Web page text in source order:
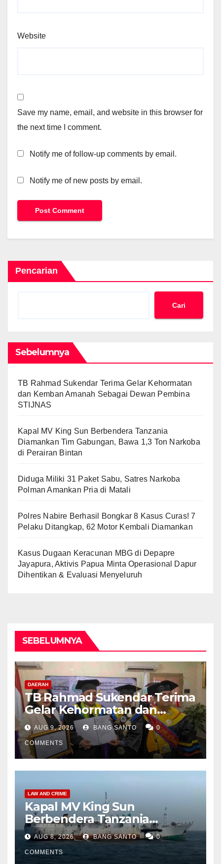
Website
Save my name, email, and website in this browser for
the next time I comment.
Notify me of follow-up comments by email.
Notify me of new posts by email.
Pencarian
Cari
Sebelumnya
TB Rahmad Sukendar Terima Gelar Kehormatan
dan Kemban Amanah Sebagai Dewan Pembina
STIJNAS
Kapal MV King Sun Berbendera Tanzania
Diamankan Tim Gabungan, Bawa 1,3 Ton Narkoba
di Perairan Bintan
Diduga Miliki 31 Paket Sabu, Satres Narkoba
Polman Amankan Pria di Matali
Polres Nabire Berhasil Bongkar 8 Kasus Curas! 7
Pelaku Ditangkap, 62 Motor Kembali Diamankan
Kasus Dugaan Keracunan MBG di Depapre
Jayapura, Aktivis Papua Minta Operasional Dapur
Dihentikan & Evaluasi Menyeluruh
SEBELUMNYA
DAERAH
TB Rahmad Sukendar Terima
Gelar Kehormatan dan
Kemban Amanah Sebagai
Dewan Pembina STIJNAS
AUG 9, 2026 BANG SANTO 0
COMMENTS
LAW AND CRIME
Kapal MV King Sun
Berbendera Tanzania
Diamankan Tim Gabungan,
Bawa 1,3 Ton Narkoba di
Perairan Bintan
AUG 8, 2026 BANG SANTO 0
COMMENTS